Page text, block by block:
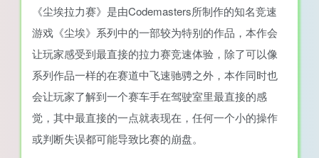
《尘埃拉力赛》是由Codemasters所制作的知名竞速
游戏《尘埃》系列中的一部较为特别的作品，本作会
让玩家感受到最直接的拉力赛竞速体验，除了可以像
系列作品一样的在赛道中飞速驰骋之外，本作同时也
会让玩家了解到一个赛车手在驾驶室里最直接的感
觉，其中最直接的一点就表现在，任何一个小的操作
或判断失误都可能导致比赛的崩盘。